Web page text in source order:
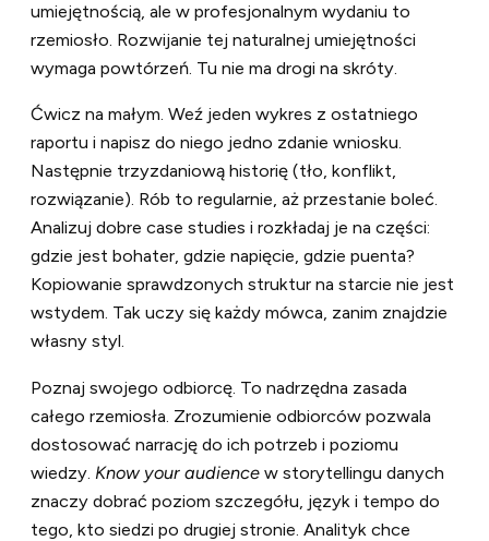
umiejętnością, ale w profesjonalnym wydaniu to
rzemiosło. Rozwijanie tej naturalnej umiejętności
wymaga powtórzeń. Tu nie ma drogi na skróty.
Ćwicz na małym. Weź jeden wykres z ostatniego
raportu i napisz do niego jedno zdanie wniosku.
Następnie trzyzdaniową historię (tło, konflikt,
rozwiązanie). Rób to regularnie, aż przestanie boleć.
Analizuj dobre case studies i rozkładaj je na części:
gdzie jest bohater, gdzie napięcie, gdzie puenta?
Kopiowanie sprawdzonych struktur na starcie nie jest
wstydem. Tak uczy się każdy mówca, zanim znajdzie
własny styl.
Poznaj swojego odbiorcę. To nadrzędna zasada
całego rzemiosła. Zrozumienie odbiorców pozwala
dostosować narrację do ich potrzeb i poziomu
wiedzy. Know your audience w storytellingu danych
znaczy dobrać poziom szczegółu, język i tempo do
tego, kto siedzi po drugiej stronie. Analityk chce